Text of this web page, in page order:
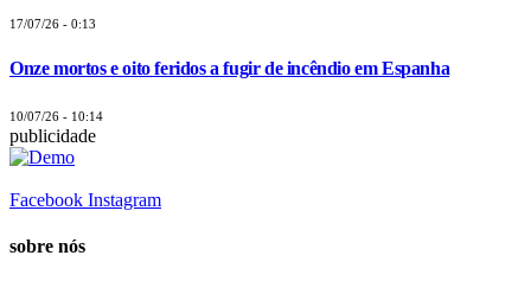
17/07/26 - 0:13
Onze mortos e oito feridos a fugir de incêndio em Espanha
10/07/26 - 10:14
publicidade
Facebook Instagram
sobre nós